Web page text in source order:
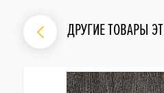
ДРУГИЕ ТОВАРЫ